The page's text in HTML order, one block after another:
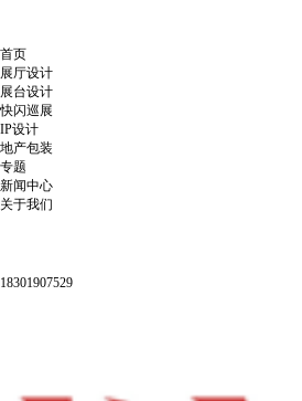
首页
展厅设计
展台设计
快闪巡展
IP设计
地产包装
专题
新闻中心
关于我们
18301907529